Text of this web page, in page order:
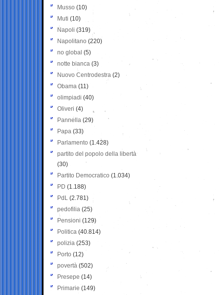
Musso (10)
Muti (10)
Napoli (319)
Napolitano (220)
no global (5)
notte bianca (3)
Nuovo Centrodestra (2)
Obama (11)
olimpiadi (40)
Oliveri (4)
Pannella (29)
Papa (33)
Parlamento (1.428)
partito del popolo della libertà
(30)
Partito Democratico (1.034)
PD (1.188)
PdL (2.781)
pedofilia (25)
Pensioni (129)
Politica (40.814)
polizia (253)
Porto (12)
povertà (502)
Presepe (14)
Primarie (149)